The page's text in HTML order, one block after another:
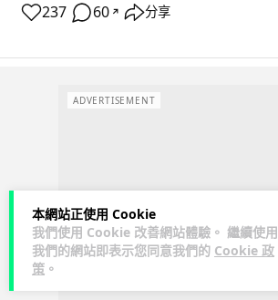
本網站正使用 Cookie
我們使用 Cookie 改善網站體驗。 繼續使用
我們的網站即表示您同意我們的 Cookie 政
策 。
237 60 ↗ 分享
ADVERTISEMENT